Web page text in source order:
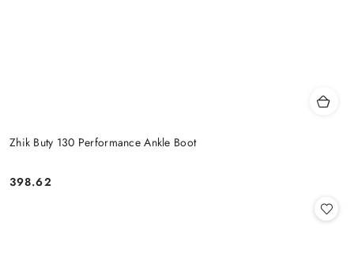
Zhik Buty 130 Performance Ankle Boot
Cena:
398.62